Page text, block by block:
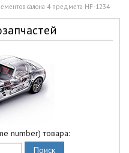
салона 4 предмета HF-1234
number) товара: